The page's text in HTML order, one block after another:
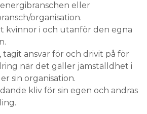
eller
organisation.
kvinnor i och utanför den egna
tagit ansvar för och drivit på för
när det gäller jämställdhet i
sin organisation.
kliv för sin egen och andras